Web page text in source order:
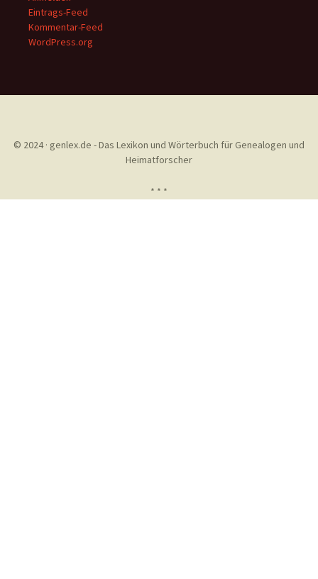
Eintrags-Feed
Kommentar-Feed
WordPress.org
© 2024 · genlex.de - Das Lexikon und Wörterbuch für Genealogen und
Heimatforscher
* * *